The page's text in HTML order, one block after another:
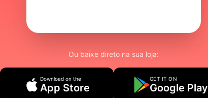
Ou baixe direto na sua loja:
Download on the
App Store
GET IT ON
Google Play